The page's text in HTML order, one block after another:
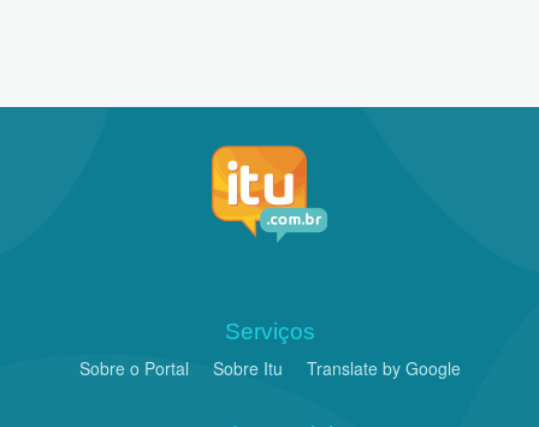
Serviços
Sobre o Portal Sobre Itu Translate by Google